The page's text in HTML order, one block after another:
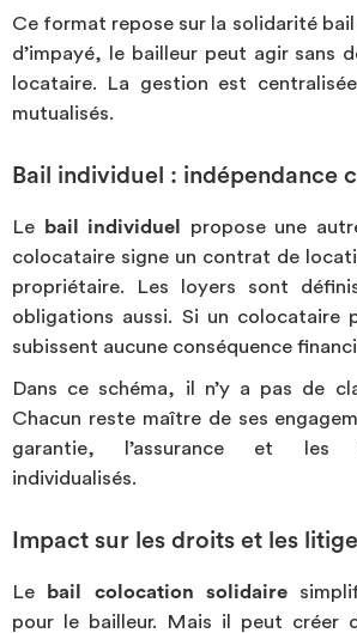
Ce format repose sur la solidarité
d’impayé, le bailleur peut agir sans
locataire. La gestion est
mutualisés.
Bail individuel : indépendance
Le bail individuel
propose une
colocataire signe un contrat de
propriétaire. Les loyers sont
obligations aussi. Si un colocataire
subissent aucune conséquence
Dans ce schéma, il n’y a pas de
Chacun reste maître de ses
garantie, l’assurance et les
individualisés.
Impact sur les droits et les
Le bail colocation solidaire
pour le bailleur. Mais il peut créer